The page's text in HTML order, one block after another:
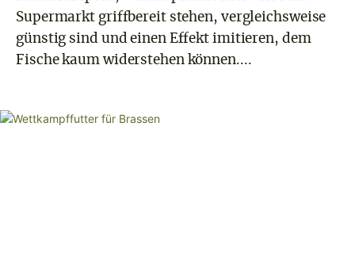
Supermarkt griffbereit stehen, vergleichsweise
günstig sind und einen Effekt imitieren, dem
Fische kaum widerstehen können....